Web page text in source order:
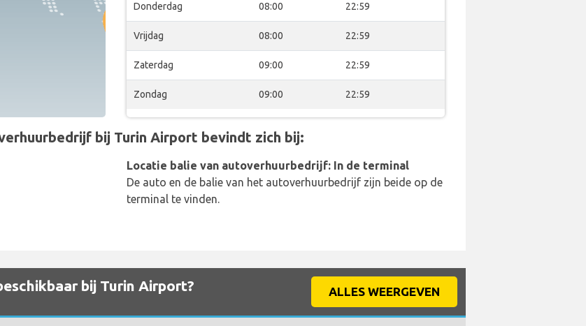
Donderdag 08:00 22:59
Vrijdag 08:00 22:59
Zaterdag 09:00 22:59
Zondag 09:00 22:59
bij Turin Airport bevindt zich bij:
Locatie balie van autoverhuurbedrijf: In de terminal
De auto en de balie van het autoverhuurbedrijf zijn beide op de
terminal te vinden.
bij Turin Airport? ALLES WEERGEVEN